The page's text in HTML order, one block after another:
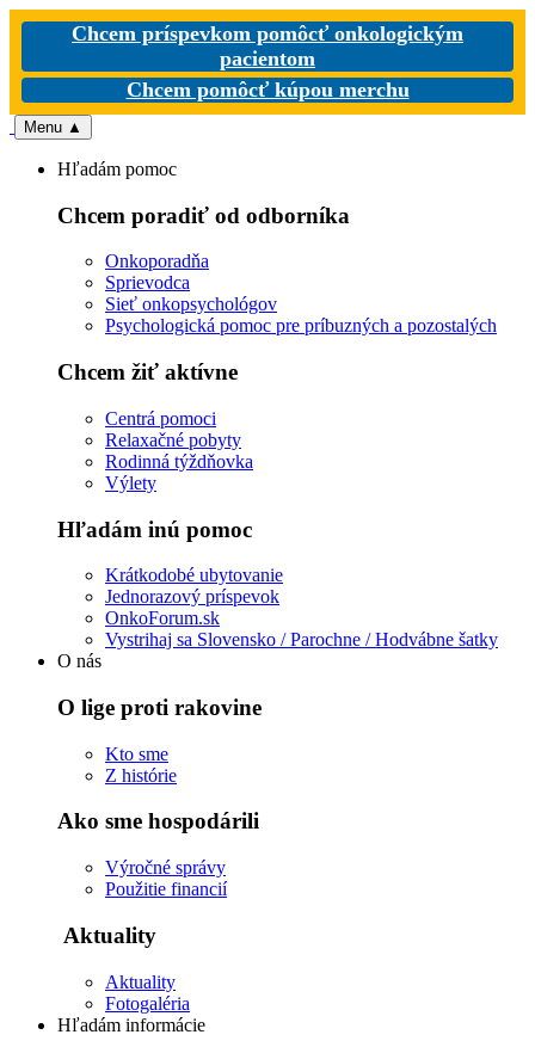
Chcem príspevkom pomôcť onkologickým
pacientom
Chcem pomôcť kúpou merchu
Menu ▲
Hľadám pomoc
Chcem poradiť od odborníka
Onkoporadňa
Sprievodca
Sieť onkopsychológov
Psychologická pomoc pre príbuzných a pozostalých
Chcem žiť aktívne
Centrá pomoci
Relaxačné pobyty
Rodinná týždňovka
Výlety
Hľadám inú pomoc
Krátkodobé ubytovanie
Jednorazový príspevok
OnkoForum.sk
Vystrihaj sa Slovensko / Parochne / Hodvábne šatky
O nás
O lige proti rakovine
Kto sme
Z histórie
Ako sme hospodárili
Výročné správy
Použitie financií
Aktuality
Aktuality
Fotogaléria
Hľadám informácie